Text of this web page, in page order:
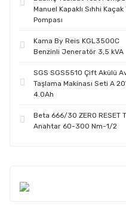
Manuel Kapaklı Sıhhi
Pompası
Kama By Reis KGL3500C
Benzinli Jeneratör 3,5 kVA
SGS SGS5510 Çift Akülü
Taşlama Makinası Seti A
4.0Ah
Beta 666/30 ZERO RESET
Anahtar 60-300 Nm-1/2